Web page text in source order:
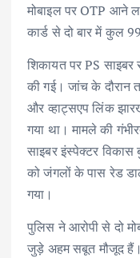
मोबाइल पर OTP आने
कार्ड से दो बार में कुल
शिकायत पर PS
की गई। जांच के दौरान
और व्हाट्सएप लिंक
गया था। मामले की
साइबर इंस्पेक्टर
को जंगलों के पास रेड
गया।
पुलिस ने आरोपी से दो
जुड़े अहम सबूत मौजूद